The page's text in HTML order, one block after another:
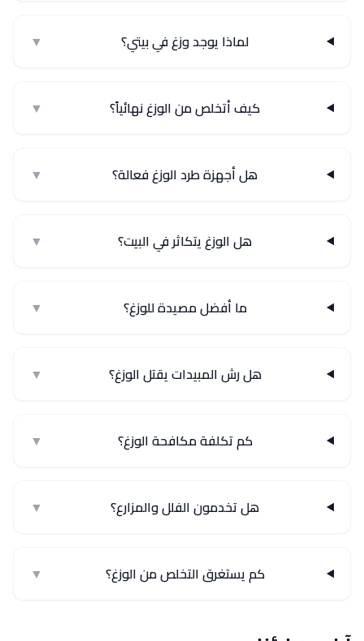
لماذا يوجد وزغ في بيتي؟ ▼
كيف أتخلص من الوزغ نهائياً؟ ▼
هل أجهزة طرد الوزغ فعالة؟ ▼
هل الوزغ يتكاثر في البيت؟ ▼
ما أفضل مصيدة للوزغ؟ ▼
هل رش المبيدات يقتل الوزغ؟ ▼
كم تكلفة مكافحة الوزغ؟ ▼
هل تخدمون الفلل والمزارع؟ ▼
كم يستغرق التخلص من الوزغ؟ ▼